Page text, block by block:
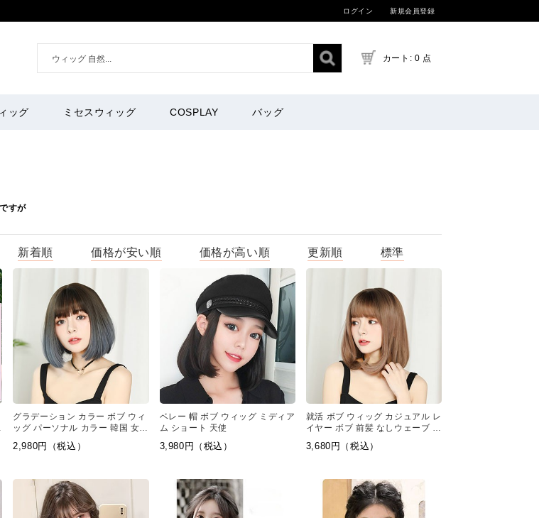
ログイン 新規会員登録
カート: 0 点
ッグ ミセスウィッグ COSPLAY バッグ
すが
新着順 価格が安い順 価格が高い順 更新順 標準
グラデーション カラー ボブ ウィ
ッグ パーソナル カラー 韓国 女子
前髪 ウィッグ
2,980円（税込）
ベレー 帽 ボブ ウィッグ ミディア
ム ショート 天使
3,980円（税込）
就活 ボブ ウィッグ カジュアル レ
イヤー ボブ 前髪 なしウェーブ ウ
ィッグ ナチュラルバング
3,680円（税込）